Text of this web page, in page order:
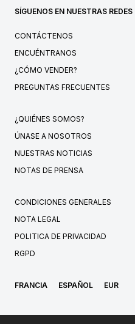
SÍGUENOS EN NUESTRAS REDES
CONTÁCTENOS
ENCUÉNTRANOS
¿CÓMO VENDER?
PREGUNTAS FRECUENTES
¿QUIÉNES SOMOS?
ÚNASE A NOSOTROS
NUESTRAS NOTICIAS
NOTAS DE PRENSA
CONDICIONES GENERALES
NOTA LEGAL
POLITICA DE PRIVACIDAD
RGPD
FRANCIA ESPAÑOL EUR